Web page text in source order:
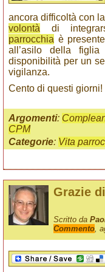
ancora difficoltà con la
volontà di
parrocchia è
all’asilo della
disponibilità per un
vigilanza.
Cento di questi giorni!
Argomenti:
CPM
Categorie: Vita
Grazie
Scritto da
Commento ,